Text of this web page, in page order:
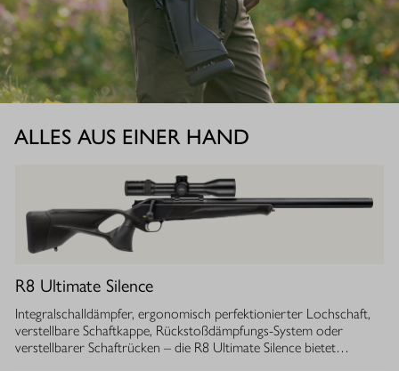
ALLES AUS EINER HAND
R8 Ultimate Silence
Integralschalldämpfer, ergonomisch perfektionierter Lochschaft,
verstellbare Schaftkappe, Rückstoßdämpfungs-System oder
verstellbarer Schaftrücken – die R8 Ultimate Silence bietet